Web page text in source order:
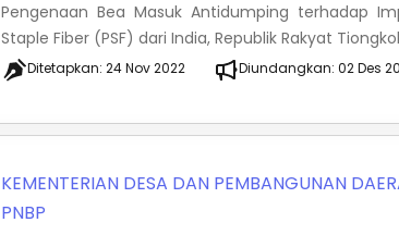
Statistik
Penghargaan JDIH
Pengenaan Bea Masuk Antidumping terhadap
Staple Fiber (PSF) dari India, Republik Rakyat
Ditetapkan:24 Nov 2022 Diundangkan:02 Des
KEMENTERIAN DESA DAN PEMBANGUNAN
PNBP